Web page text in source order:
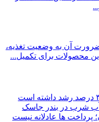
آن به وضعیت تغذیه،
محصولات برای تکمیل...